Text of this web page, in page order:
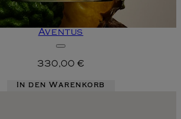
Aventus
330,00 €
In den Warenkorb